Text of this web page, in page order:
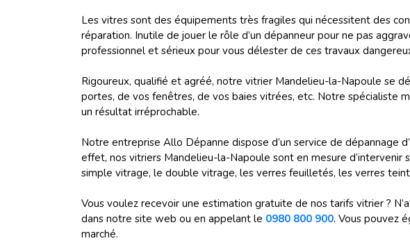
Les vitres sont des équipements très fragiles qui nécessitent des
réparation. Inutile de jouer le rôle d’un dépanneur pour ne pas
professionnel et sérieux pour vous délester de ces travaux
Rigoureux, qualifié et agréé, notre vitrier Mandelieu-la-Napoule se
portes, de vos fenêtres, de vos baies vitrées, etc. Notre spécialiste
un résultat irréprochable.
Notre entreprise Allo Dépanne dispose d’un service de dépannage
effet, nos vitriers Mandelieu-la-Napoule sont en mesure
simple vitrage, le double vitrage, les verres feuilletés, les verres
Vous voulez recevoir une estimation gratuite de nos tarifs vitrier ?
dans notre site web ou en appelant le 0980 800 900. Vous pouvez
marché.